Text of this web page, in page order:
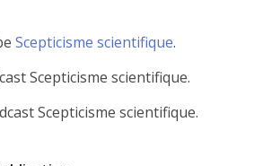
Scepticisme scientifique.
Scepticisme scientifique.
Scepticisme scientifique.